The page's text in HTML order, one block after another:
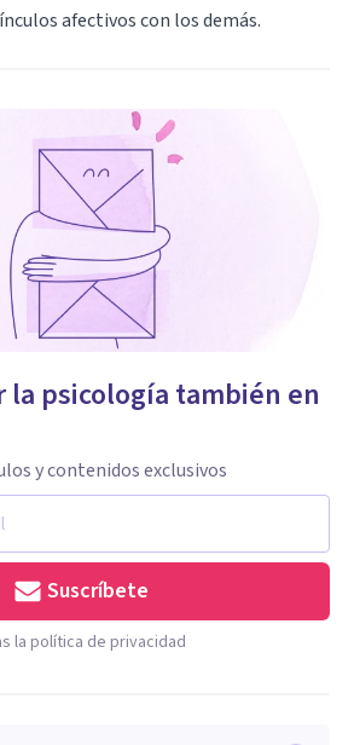
afectivos con los demás.
la psicología también en
y contenidos exclusivos
Suscríbete
la política de privacidad